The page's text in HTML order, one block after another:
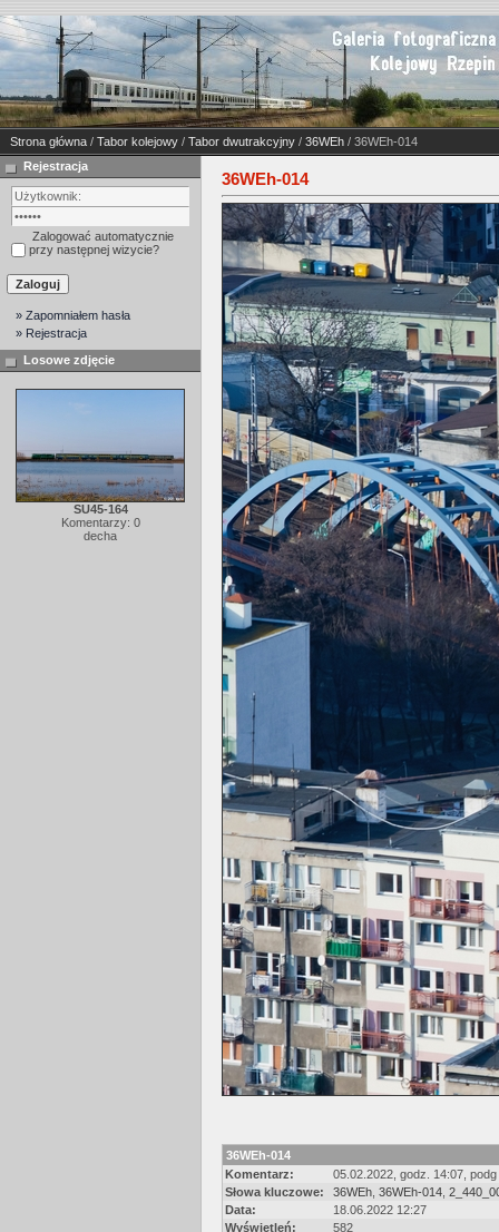
Strona główna / Tabor kolejowy / Tabor dwutrakcyjny / 36WEh / 36WEh-014
Rejestracja
Zalogować automatycznie
przy następnej wizycie?
» Zapomniałem hasła
» Rejestracja
Losowe zdjęcie
SU45-164
Komentarzy: 0
decha
36WEh-014
36WEh-014
Komentarz:
05.02.2022, godz. 14:07,
Słowa kluczowe:
36WEh 36WEh-014
Data:
18.06.2022 12:27
Wyświetleń:
582